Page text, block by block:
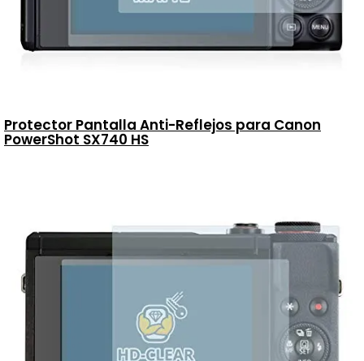
Protector Pantalla Anti-Reflejos para Canon
PowerShot SX740 HS